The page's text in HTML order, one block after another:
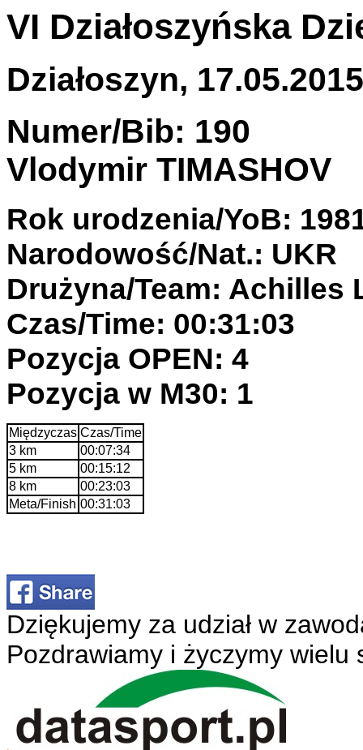
VI Działoszyńska
Działoszyn,
Numer/Bib: 190
Vlodymir TIMASHOV
Rok urodzenia/YoB:
Narodowość/Nat.: UKR
Drużyna/Team: Achilles
Czas/Time: 00:31:03
Pozycja OPEN: 4
Pozycja w M30: 1
Międzyczas Czas/Time
3 km
00:07:34
5 km
00:15:12
8 km
00:23:03
Meta/Finish 00:31:03
Dziękujemy za udział w
Pozdrawiamy i życzymy wielu